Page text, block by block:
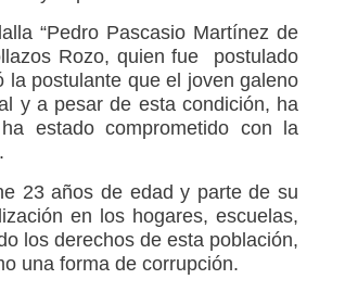
“Pedro Pascasio Martínez de
Rozo, quien fue postulado
postulante que el joven galeno
y a pesar de esta condición, ha
estado comprometido con la
23 años de edad y parte de su
en los hogares, escuelas,
los derechos de esta población,
una forma de corrupción.